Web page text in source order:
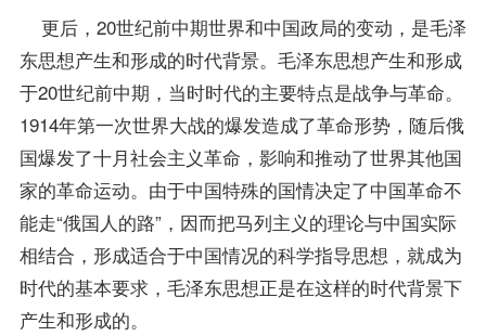
更后，20世纪前中期世界和中国政局的变动，是毛泽
东思想产生和形成的时代背景。毛泽东思想产生和形成
于20世纪前中期，当时时代的主要特点是战争与革命。
1914年第一次世界大战的爆发造成了革命形势，随后俄
国爆发了十月社会主义革命，影响和推动了世界其他国
家的革命运动。由于中国特殊的国情决定了中国革命不
能走“俄国人的路”，因而把马列主义的理论与中国实际
相结合，形成适合于中国情况的科学指导思想，就成为
时代的基本要求，毛泽东思想正是在这样的时代背景下
产生和形成的。